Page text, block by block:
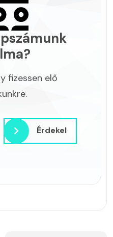
fizessen elő
Érdekel